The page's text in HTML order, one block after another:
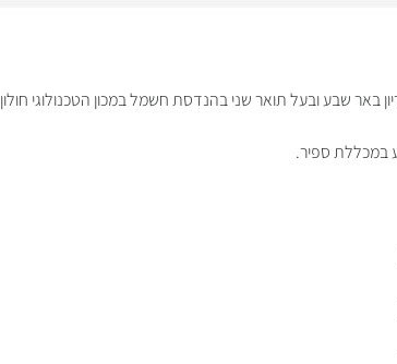
שבע ובעל תואר שני בהנדסת חשמל במכון הטכנולוגי חולון
במכללת ספיר.